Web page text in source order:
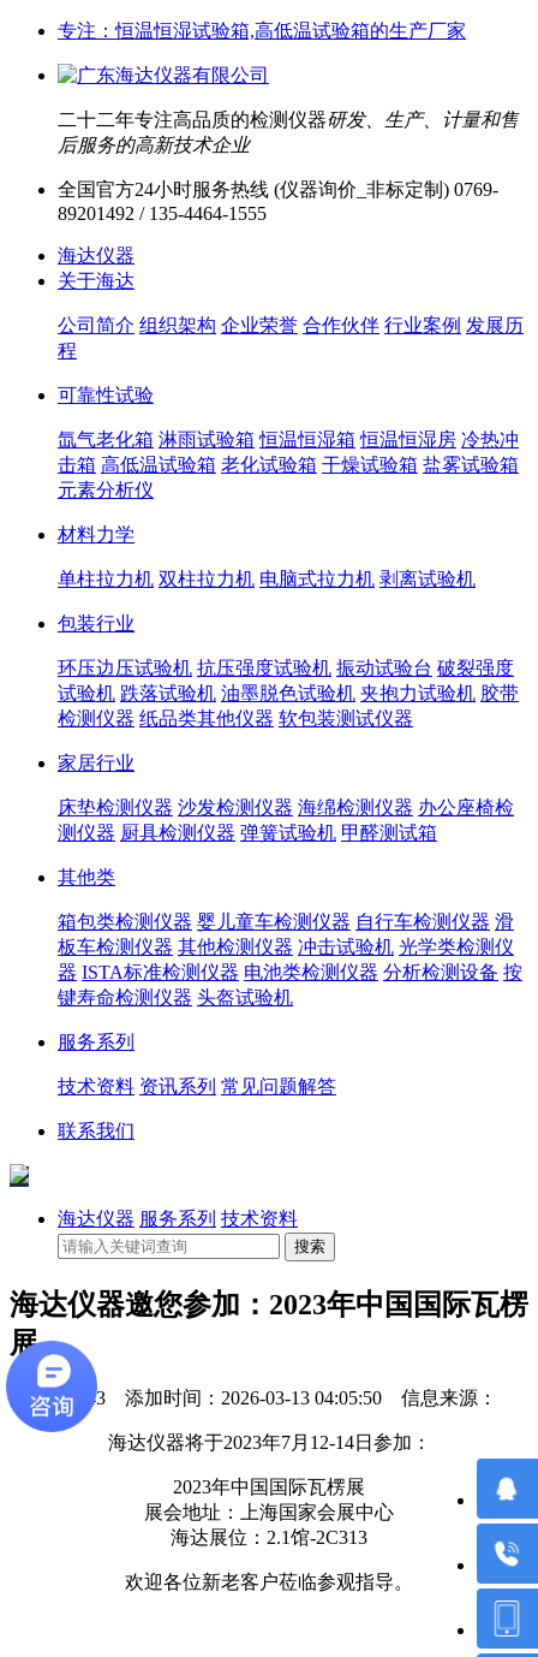
专注：恒温恒湿试验箱,高低温试验箱的生产厂家
二十二年专注高品质的检测仪器研发、生产、计量和售
后服务的高新技术企业
全国官方24小时服务热线 (仪器询价_非标定制) 0769-
89201492 / 135-4464-1555
海达仪器
关于海达
公司简介 组织架构 企业荣誉 合作伙伴 行业案例 发展历
程
可靠性试验
氙气老化箱 淋雨试验箱 恒温恒湿箱 恒温恒湿房 冷热冲
击箱 高低温试验箱 老化试验箱 干燥试验箱 盐雾试验箱
元素分析仪
材料力学
单柱拉力机 双柱拉力机 电脑式拉力机 剥离试验机
包装行业
环压边压试验机 抗压强度试验机 振动试验台 破裂强度
试验机 跌落试验机 油墨脱色试验机 夹抱力试验机 胶带
检测仪器 纸品类其他仪器 软包装测试仪器
家居行业
床垫检测仪器 沙发检测仪器 海绵检测仪器 办公座椅检
测仪器 厨具检测仪器 弹簧试验机 甲醛测试箱
其他类
箱包类检测仪器 婴儿童车检测仪器 自行车检测仪器 滑
板车检测仪器 其他检测仪器 冲击试验机 光学类检测仪
器 ISTA标准检测仪器 电池类检测仪器 分析检测设备 按
键寿命检测仪器 头盔试验机
服务系列
技术资料 资讯系列 常见问题解答
联系我们
海达仪器 服务系列 技术资料
海达仪器邀您参加：2023年中国国际瓦楞
展
点击：6643 添加时间：2026-03-13 04:05:50 信息来源：
海达仪器将于2023年7月12-14日参加：
2023年中国国际瓦楞展
展会地址：上海国家会展中心
海达展位：2.1馆-2C313
欢迎各位新老客户莅临参观指导。